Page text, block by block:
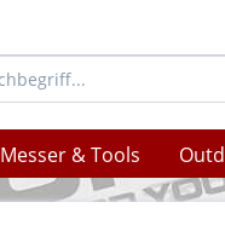
Messer & Tools